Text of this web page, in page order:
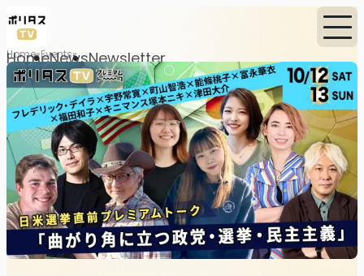
HomeNewsNewsletter
Home Events